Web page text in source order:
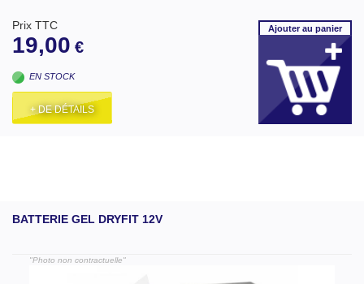
Prix TTC
19,00 €
EN STOCK
+ DE DÉTAILS
Ajouterau panier
BATTERIE GEL DRYFIT 12V
"Photo non contractuelle"